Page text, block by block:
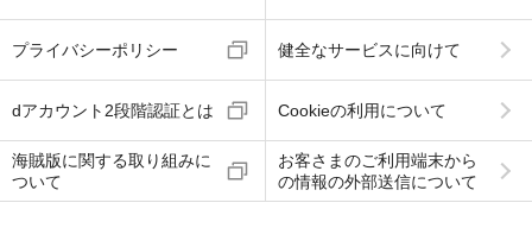
プライバシーポリシー 健全なサービスに向けて
dアカウント2段階認証とは Cookieの利用について
海賊版に関する取り組みに
ついて
お客さまのご利用端末から
の情報の外部送信について